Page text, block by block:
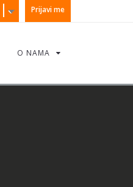
Prijavi me
O NAMA